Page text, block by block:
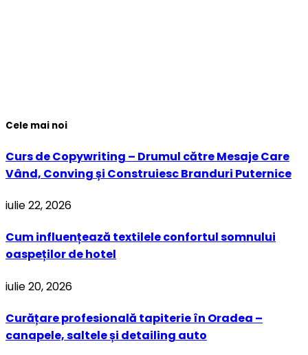
Cele mai noi
Curs de Copywriting – Drumul către Mesaje Care
Vând, Conving și Construiesc Branduri Puternice
iulie 22, 2026
Cum influențează textilele confortul somnului
oaspeților de hotel
iulie 20, 2026
Curățare profesională tapiterie în Oradea –
canapele, saltele și detailing auto